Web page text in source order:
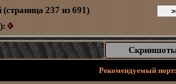
237 из 691)
Рекомендуемый порт: